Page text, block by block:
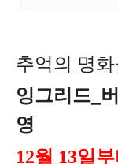
추억의 명
잉그리드_
영
12월 13일